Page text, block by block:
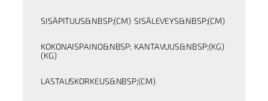
SISÄPITUUS&NBSP;(CM) SISÄLEVEYS&NBSP;(CM)
KOKONAISPAINO&NBSP;
(KG)
KANTAVUUS&NBSP;(KG)
LASTAUSKORKEUS&NBSP;(CM)